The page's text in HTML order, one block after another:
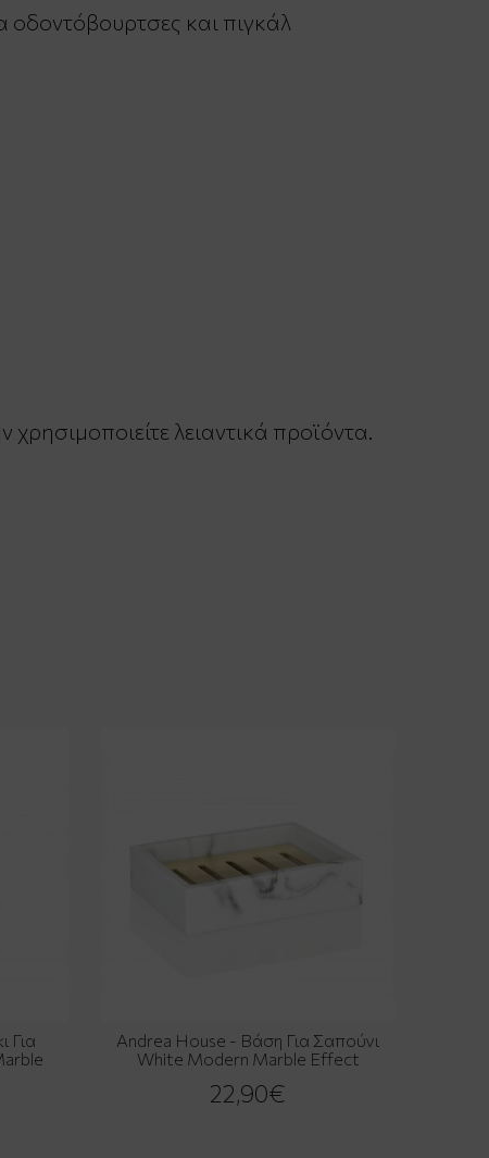
οδοντόβουρτσες και πιγκάλ
λειαντικά προϊόντα.
Για
Andrea House - Βάση Για Σαπούνι
White Modern Marble Effect
22,90€